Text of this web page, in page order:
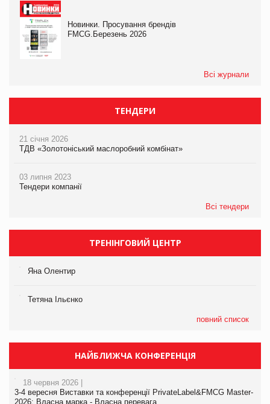
Новинки. Просування брендів
FMCG.Березень 2026
Всі журнали
ТЕНДЕРИ
21 січня 2026
ТДВ «Золотоніський маслоробний комбінат»
03 липня 2023
Тендери компанії
Всі тендери
ТРЕНІНГОВИЙ ЦЕНТР
Яна Олентир
Тетяна Ільєнко
повний список
НАЙБЛИЖЧА КОНФЕРЕНЦІЯ
18 червня 2026 |
3-4 вересня Виставки та конференції PrivateLabel&FMCG Master-
2026: Власна марка - Власна перевага